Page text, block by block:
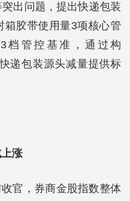
出问题，提出快递包装
胶带使用量3项核心管
档管控基准，通过构
递包装源头减量提供标
涨
官，券商金股指数整体